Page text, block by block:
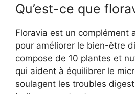
Qu’est-ce que
Floravia est un complément
pour améliorer le bien-être
compose de 10 plantes et
qui aident à équilibrer le
soulagent les troubles